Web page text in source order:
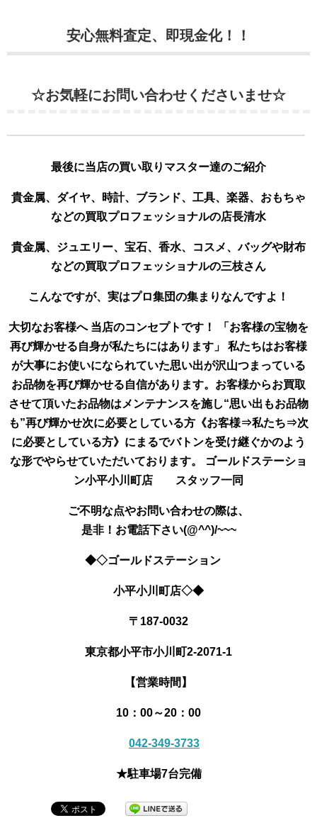
安心無料査定、即現金化！！
☆お気軽にお問い合わせくださいませ☆
最後に当店の買い取りマスター達のご紹介
貴金属、ダイヤ、時計、ブランド、工具、楽器、おもちゃ
などの買取プロフェッショナルの店長清水
貴金属、ジュエリー、宝石、香水、コスメ、バッグや財布
などの買取プロフェッショナルの三枝さん
こんなですが、実はプロ集団の集まりなんですよ！
大切なお客様へ 当店のコンセプトです！ 「お客様の宝物を
再び輝かせる自身が私たちにはあります」 私たちはお客様
が大事にお使いになられていた思い出が沢山つまっている
お品物を再び輝かせる自信があります。お客様からお買取
させて頂いたお品物はメンテナンスを施し“思い出もお品物
も”再び輝かせ次に必要としている方《お客様⇒私たち⇒次
に必要としている方》にまるでバトンを受け継ぐかのよう
な形でやらせていただいております。 ゴールドステーショ
ン小平小川町店 スタッフ一同
ご不明な点やお問い合わせの際は、
是非！お電話下さい(@^^)/~~~
◆◇ゴールドステーション
小平小川町店◇◆
〒187-0032
東京都小平市小川町2-2071-1
【営業時間】
10：00～20：00
042-349-3733
★駐車場7台完備